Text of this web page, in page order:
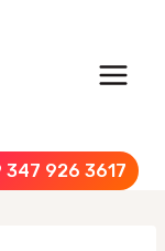
347 926 3617